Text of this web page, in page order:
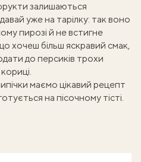
залишаються
уже на тарілку: так воно
пирозі й не встигне
хочеш більш яскравий смак,
до персиків трохи
маємо цікавий рецепт
на пісочному тісті.